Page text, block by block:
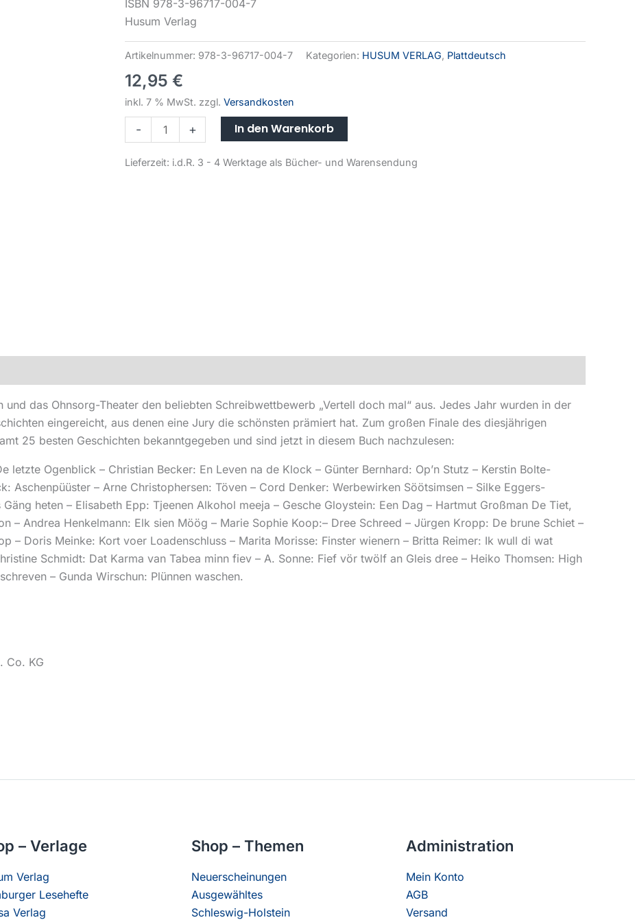
ISBN 978-3-96717-004-7
Husum Verlag
Artikelnummer: 978-3-96717-004-7 Kategorien: HUSUM VERLAG, Plattdeutsch
12,95 €
inkl. 7 % MwSt. zzgl. Versandkosten
- + In den Warenkorb
Lieferzeit: i.d.R. 3 - 4 Werktage als Bücher- und Warensendung
und das Ohnsorg-Theater den beliebten Schreibwettbewerb „Vertell doch mal“ aus. Jedes Jahr wurden in der
eingereicht, aus denen eine Jury die schönsten prämiert hat. Zum großen Finale des diesjährigen
25 besten Geschichten bekanntgegeben und sind jetzt in diesem Buch nachzulesen:
letzte Ogenblick – Christian Becker: En Leven na de Klock – Günter Bernhard: Op’n Stutz – Kerstin Bolte-
Aschenpüüster – Arne Christophersen: Töven – Cord Denker: Werbewirken Söötsimsen – Silke Eggers-
heten – Elisabeth Epp: Tjeenen Alkohol meeja – Gesche Gloystein: Een Dag – Hartmut Großman De Tiet,
– Andrea Henkelmann: Elk sien Möög – Marie Sophie Koop:– Dree Schreed – Jürgen Kropp: De brune Schiet –
– Doris Meinke: Kort voer Loadenschluss – Marita Morisse: Finster wienern – Britta Reimer: Ik wull di wat
Schmidt: Dat Karma van Tabea minn fiev – A. Sonne: Fief vör twölf an Gleis dree – Heiko Thomsen: High
– Gunda Wirschun: Plünnen waschen.
Co. KG
– Verlage
Verlag
Lesehefte
Verlag
Shop – Themen
Neuerscheinungen
Ausgewähltes
Schleswig-Holstein
Administration
Mein Konto
AGB
Versand